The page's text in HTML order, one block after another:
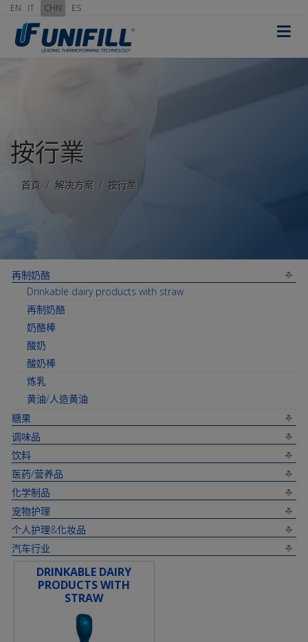
EN IT CHN ES
≡
按行業
首頁 解决方案 按行業
再制奶酪
Drinkable dairy products with straw
再制奶酪
奶酪棒
酸奶
酸奶棒
炼乳
黄油/人造黄油
糖果
调味品
饮料
医药/营养品
化学制品
宠物护理
个人护理&化妆品
汽车行业
DRINKABLE DAIRY
PRODUCTS WITH
STRAW